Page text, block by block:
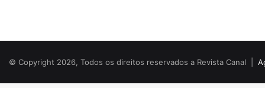
© Copyright 2026, Todos os direitos reservados a Revista Canal |